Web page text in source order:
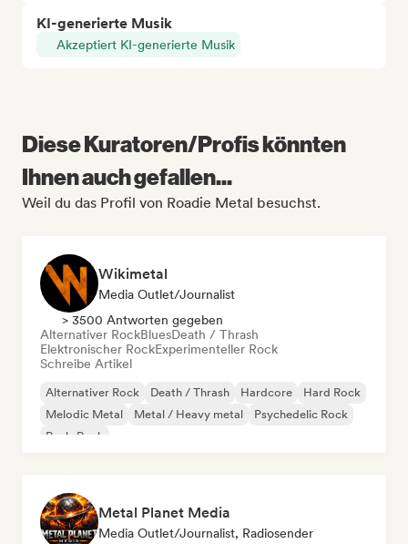
KI-generierte Musik
Akzeptiert KI-generierte Musik
Diese Kuratoren/Profis könnten
Ihnen auch gefallen...
Weil du das Profil von Roadie Metal besuchst.
Wikimetal
Media Outlet/Journalist
> 3500 Antworten gegeben
Alternativer RockBluesDeath / Thrash
Elektronischer RockExperimenteller Rock
Schreibe Artikel
Alternativer Rock Death / Thrash Hardcore
Hard Rock
Melodic Metal
Metal / Heavy metal
Psychedelic Rock
Punk-Rock
Metal Planet Media
Media Outlet/Journalist, Radiosender